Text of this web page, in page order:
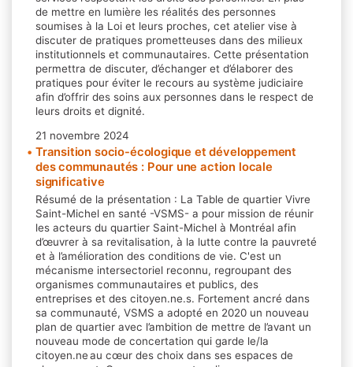
de mettre en lumière les réalités des personnes
soumises à la Loi et leurs proches, cet atelier vise à
discuter de pratiques prometteuses dans des milieux
institutionnels et communautaires. Cette présentation
permettra de discuter, d’échanger et d’élaborer des
pratiques pour éviter le recours au système judiciaire
afin d’offrir des soins aux personnes dans le respect de
leurs droits et dignité.
21 novembre 2024
Transition socio-écologique et développement
des communautés : Pour une action locale
significative
Résumé de la présentation : La Table de quartier Vivre
Saint-Michel en santé -VSMS- a pour mission de réunir
les acteurs du quartier Saint-Michel à Montréal afin
d’œuvrer à sa revitalisation, à la lutte contre la pauvreté
et à l’amélioration des conditions de vie. C'est un
mécanisme intersectoriel reconnu, regroupant des
organismes communautaires et publics, des
entreprises et des citoyen.ne.s. Fortement ancré dans
sa communauté, VSMS a adopté en 2020 un nouveau
plan de quartier avec l’ambition de mettre de l’avant un
nouveau mode de concertation qui garde le/la
citoyen.ne au cœur des choix dans ses espaces de